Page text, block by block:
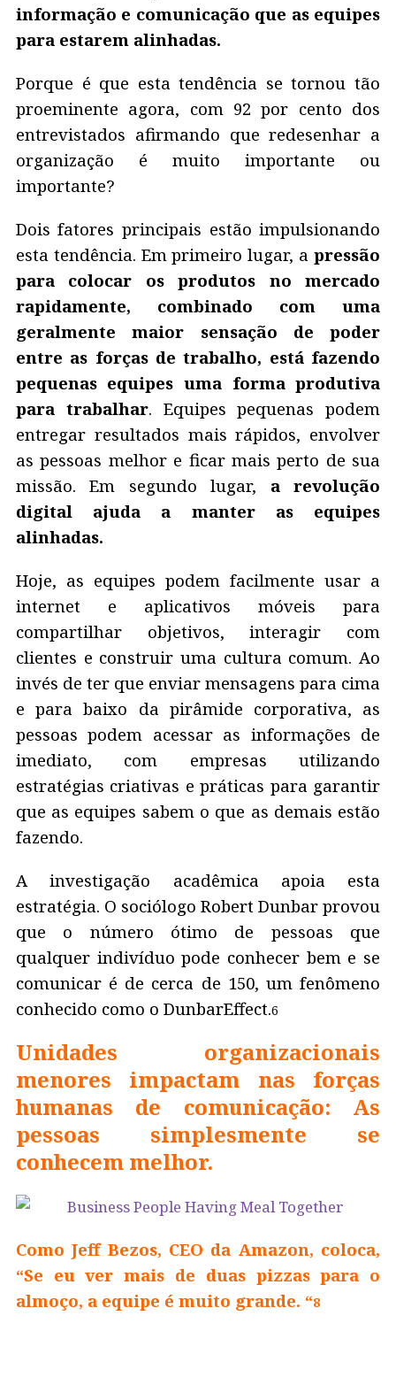
informação e comunicação que as equipes
para estarem alinhadas.
Porque é que esta tendência se tornou tão
proeminente agora, com 92 por cento dos
entrevistados afirmando que redesenhar a
organização é muito importante ou
importante?
Dois fatores principais estão impulsionando
esta tendência. Em primeiro lugar, apressão
para colocar os produtos no mercado
rapidamente, combinado com uma
geralmente maior sensação de poder
entre as forças de trabalho, está fazendo
pequenas equipes uma forma produtiva
para trabalhar. Equipes pequenas podem
entregar resultados mais rápidos, envolver
as pessoas melhor e ficar mais perto de sua
missão. Em segundo lugar, a revolução
digital ajuda a manter as equipes
alinhadas.
Hoje, as equipes podem facilmente usar a
internet e aplicativos móveis para
compartilhar objetivos, interagir com
clientes e construir uma cultura comum. Ao
invés de ter que enviar mensagens para cima
e para baixo da pirâmide corporativa, as
pessoas podem acessar as informações de
imediato, com empresas utilizando
estratégias criativas e práticas para garantir
que as equipes sabem o que as demais estão
fazendo.
A investigação acadêmica apoia esta
estratégia. O sociólogo Robert Dunbar provou
que o número ótimo de pessoas que
qualquer indivíduo pode conhecer bem e se
comunicar é de cerca de 150, um fenômeno
conhecido como o DunbarEffect.6
Unidades organizacionais
menores impactam nas forças
humanas de comunicação: As
pessoas simplesmente se
conhecem melhor.
Como Jeff Bezos, CEO da Amazon, coloca,
“Se eu ver mais de duas pizzas para o
almoço, a equipe é muito grande. “8